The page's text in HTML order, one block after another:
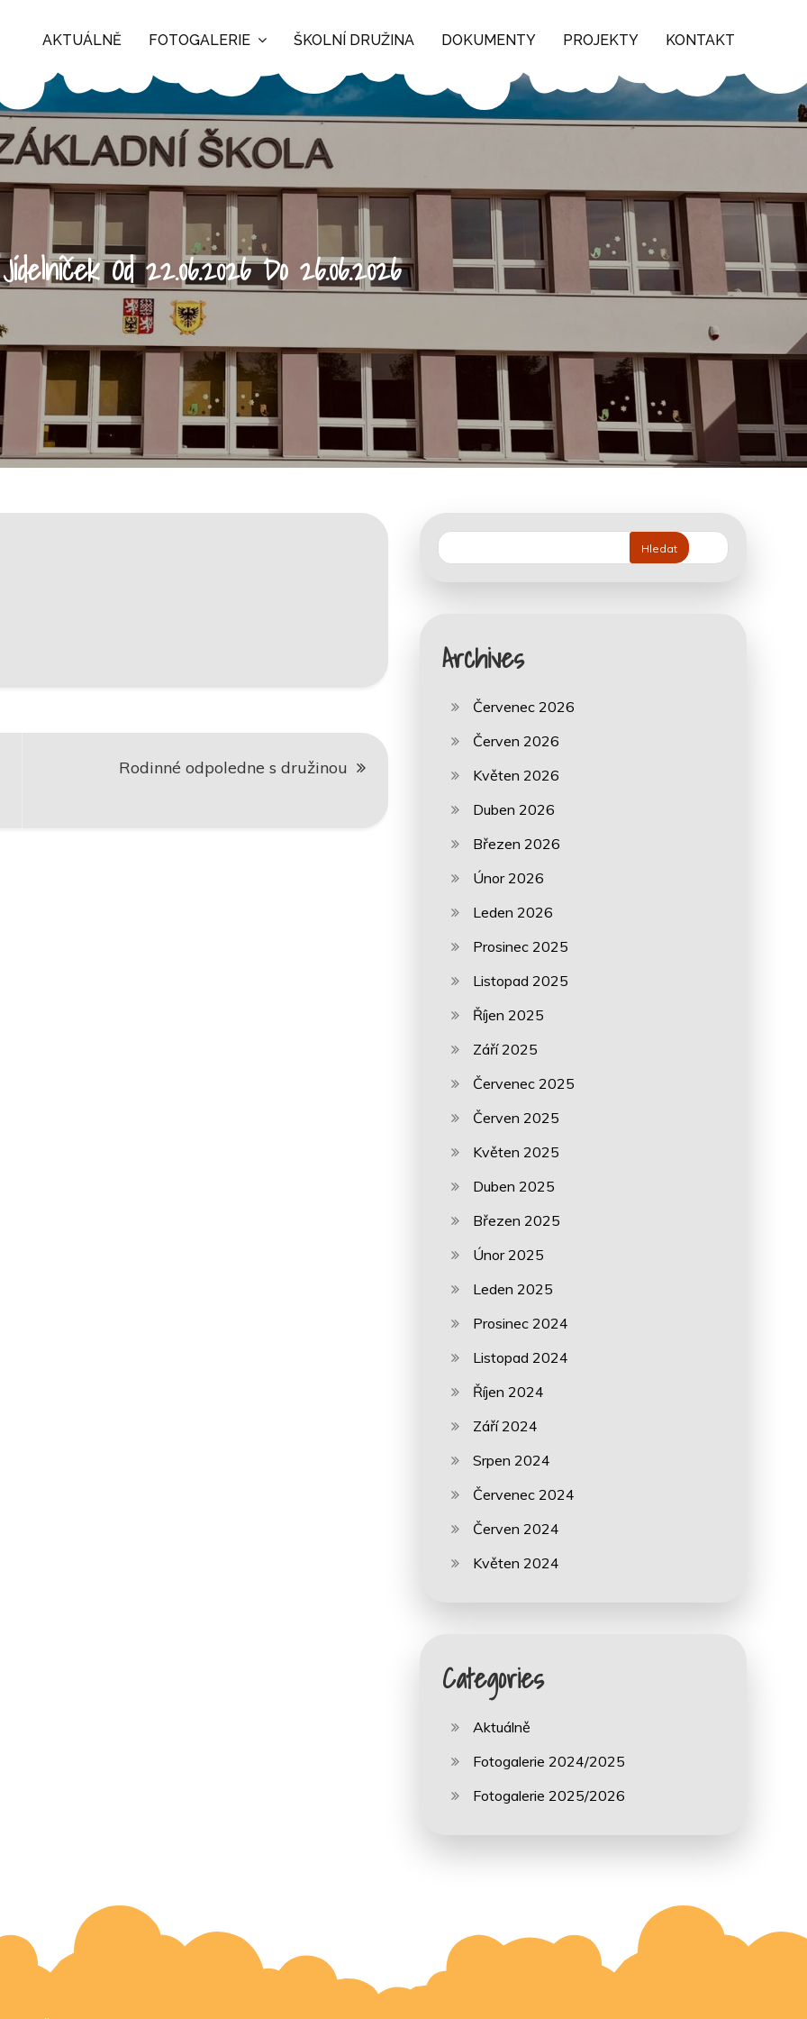
AKTUÁLNĚ FOTOGALERIE ŠKOLNÍ DRUŽINA DOKUMENTY PROJEKTY KONTAKT
Jídelníček Od 22.06.2026 Do 26.06.2026
Rodinné odpoledne s družinou
Hledat
Archives
Červenec 2026
Červen 2026
Květen 2026
Duben 2026
Březen 2026
Únor 2026
Leden 2026
Prosinec 2025
Listopad 2025
Říjen 2025
Září 2025
Červenec 2025
Červen 2025
Květen 2025
Duben 2025
Březen 2025
Únor 2025
Leden 2025
Prosinec 2024
Listopad 2024
Říjen 2024
Září 2024
Srpen 2024
Červenec 2024
Červen 2024
Květen 2024
Categories
Aktuálně
Fotogalerie 2024/2025
Fotogalerie 2025/2026